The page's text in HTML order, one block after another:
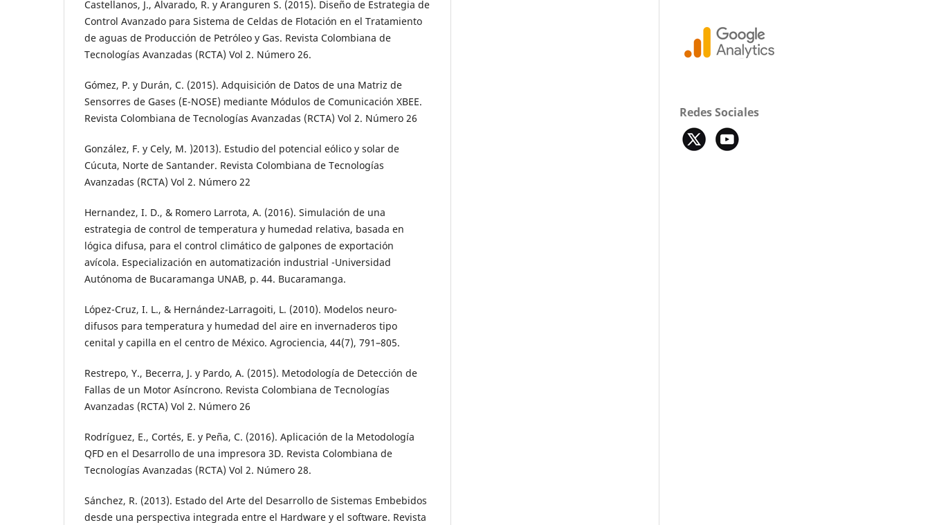
Castellanos, J., Alvarado, R. y Aranguren S. (2015). Diseño de Estrategia de
Control Avanzado para Sistema de Celdas de Flotación en el Tratamiento
de aguas de Producción de Petróleo y Gas. Revista Colombiana de
Tecnologías Avanzadas (RCTA) Vol 2. Número 26.
Gómez, P. y Durán, C. (2015). Adquisición de Datos de una Matriz de
Sensorres de Gases (E-NOSE) mediante Módulos de Comunicación XBEE.
Revista Colombiana de Tecnologías Avanzadas (RCTA) Vol 2. Número 26
González, F. y Cely, M. )2013). Estudio del potencial eólico y solar de
Cúcuta, Norte de Santander. Revista Colombiana de Tecnologías
Avanzadas (RCTA) Vol 2. Número 22
Hernandez, I. D., & Romero Larrota, A. (2016). Simulación de una
estrategia de control de temperatura y humedad relativa, basada en
lógica difusa, para el control climático de galpones de exportación
avícola. Especialización en automatización industrial -Universidad
Autónoma de Bucaramanga UNAB, p. 44. Bucaramanga.
López-Cruz, I. L., & Hernández-Larragoiti, L. (2010). Modelos neuro-
difusos para temperatura y humedad del aire en invernaderos tipo
cenital y capilla en el centro de México. Agrociencia, 44(7), 791–805.
Restrepo, Y., Becerra, J. y Pardo, A. (2015). Metodología de Detección de
Fallas de un Motor Asíncrono. Revista Colombiana de Tecnologías
Avanzadas (RCTA) Vol 2. Número 26
Rodríguez, E., Cortés, E. y Peña, C. (2016). Aplicación de la Metodología
QFD en el Desarrollo de una impresora 3D. Revista Colombiana de
Tecnologías Avanzadas (RCTA) Vol 2. Número 28.
Sánchez, R. (2013). Estado del Arte del Desarrollo de Sistemas Embebidos
desde una perspectiva integrada entre el Hardware y el software. Revista
Redes Sociales